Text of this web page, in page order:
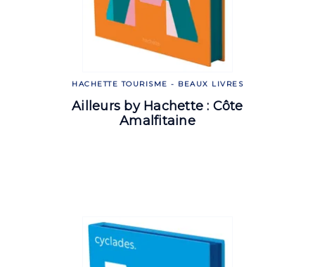
HACHETTE TOURISME - BEAUX LIVRES
Ailleurs by Hachette : Côte
Amalfitaine